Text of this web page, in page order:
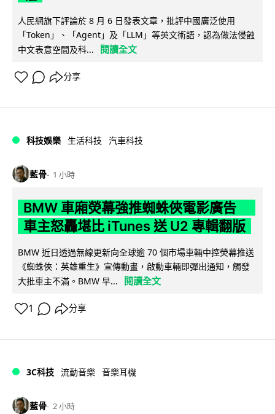
人民網旗下評論於 8 月 6 日發表文章，批評中國廣泛使用
「Token」、「Agent」及「LLM」等英文術語，認為做法侵蝕
中文表意空間及科...
閱讀全文
分享
科技娛樂 生活科技 汽車科技
藍骨 1 小時
BMW 車廂熒幕強推蜘蛛俠電影廣告
車主怒轟堪比 iTunes 送 U2 專輯翻版
BMW 近日透過無線更新向全球逾 70 個市場車輛中控熒幕推送
《蜘蛛俠：英雄重生》宣傳動畫，啟動車輛即彈出通知，觸發
大批車主不滿。BMW 早...
閱讀全文
1 分享
3C科技 流動音樂 音樂耳機
藍骨 2 小時